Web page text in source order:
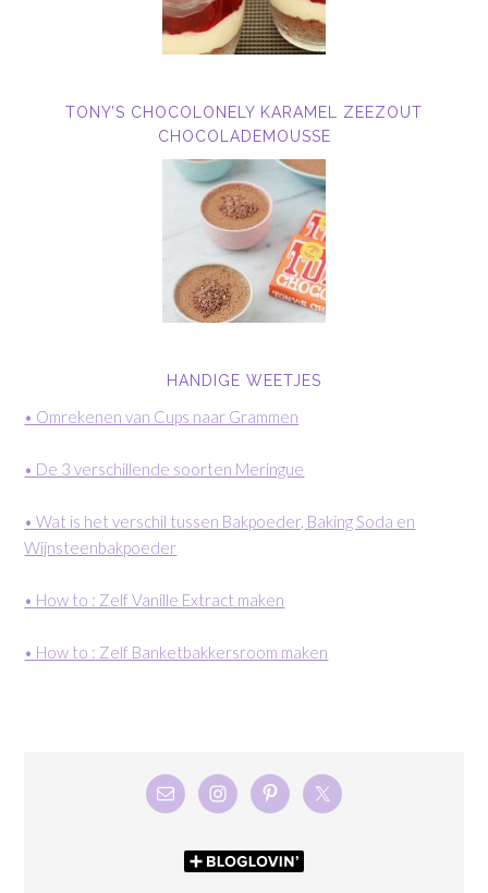
TONY’S CHOCOLONELY KARAMEL ZEEZOUT
CHOCOLADEMOUSSE
HANDIGE WEETJES
• Omrekenen van Cups naar Grammen
• De 3 verschillende soorten Meringue
• Wat is het verschil tussen Bakpoeder, Baking Soda en
Wijnsteenbakpoeder
• How to : Zelf Vanille Extract maken
• How to : Zelf Banketbakkersroom maken